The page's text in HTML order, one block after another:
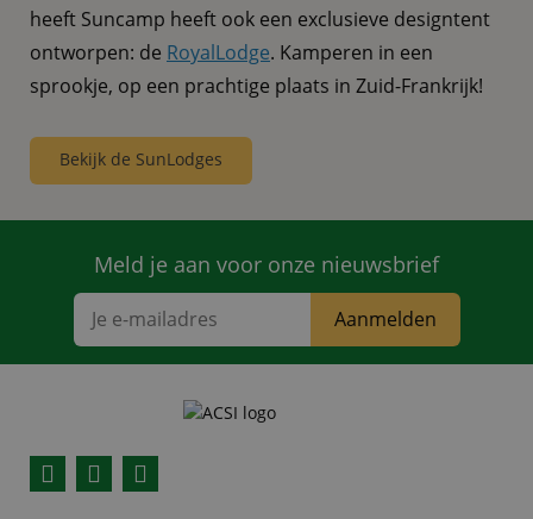
heeft Suncamp heeft ook een exclusieve designtent
ontworpen: de RoyalLodge. Kamperen in een
sprookje, op een prachtige plaats in Zuid-Frankrijk!
Bekijk de SunLodges
Meld je aan voor onze nieuwsbrief
Aanmelden